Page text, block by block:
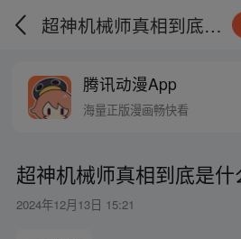
超神机械师真相到底是什么
腾讯动漫App
海量正版漫画畅快看
超神机械师真相到底是什
2024年12月13日 15:21